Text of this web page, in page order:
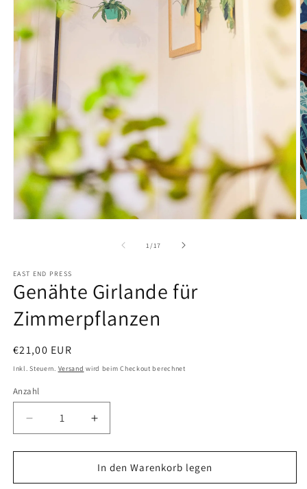
1/von
17
EAST END PRESS
Genähte Girlande für
Zimmerpflanzen
Normaler
Preis
€21,00 EUR
Inkl. Steuern. Versand wird beim Checkout berechnet
Anzahl
Anzahl
Verringere
die
Menge
Genähte
Erhöhe
die
Menge
für
Genähte
In den Warenkorb legen